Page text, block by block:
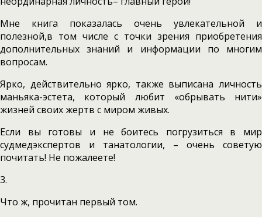
Мне книга показалась очень увлекательной и
полезной,в том числе с точки зрения приобретения
дополнительных знаний и информации по многим
вопросам.
Ярко, действительно ярко, также выписана личность
маньяка-эстета, который любит «обрывать нити»
жизней своих жертв с миром живых.
Если вы готовы и не боитесь погрузиться в мир
судмедэкспертов и танатологии, – очень советую
почитать! Не пожалеете!
3.
Что ж, прочитан первый том.